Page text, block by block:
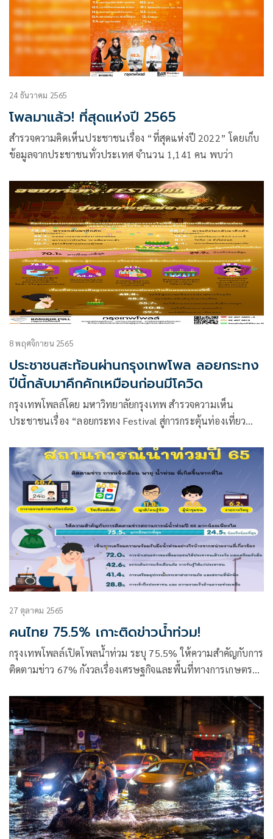
24 ธันวาคม 2565
โพลมาแล้ว! ที่สุดแห่งปี 2565
สำรวจความคิดเห็นประชาชนเรื่อง “ที่สุดแห่งปี 2022” โดยเก็บ
ข้อมูลจากประชาชนทั่วประเทศ จำนวน 1,141 คน พบว่า
8 พฤศจิกายน 2565
ประชาชนสะท้อนผ่านกรุงเทพโพล ลอยกระทง
ปีนี้กลับมาคึกคักเหมือนก่อนมีโควิด
กรุงเทพโพลล์โดย มหาวิทยาลัยกรุงเทพ สำรวจความเห็น
ประชาชนเรื่อง “ลอยกระทง Festival สู่การกระตุ้นท่องเที่ยว
พบว่า
27 ตุลาคม 2565
คนไทย 75.5% เกาะติดข่าวน้ำท่วม!
กรุงเทพโพลล์เปิดโพลน้ำท่วม ระบุ 75.5% ให้ความสำคัญกับการ
ติดตามข่าว 67% กังวลเรื่องเศรษฐกิจและพื้นที่ทางการเกษตร